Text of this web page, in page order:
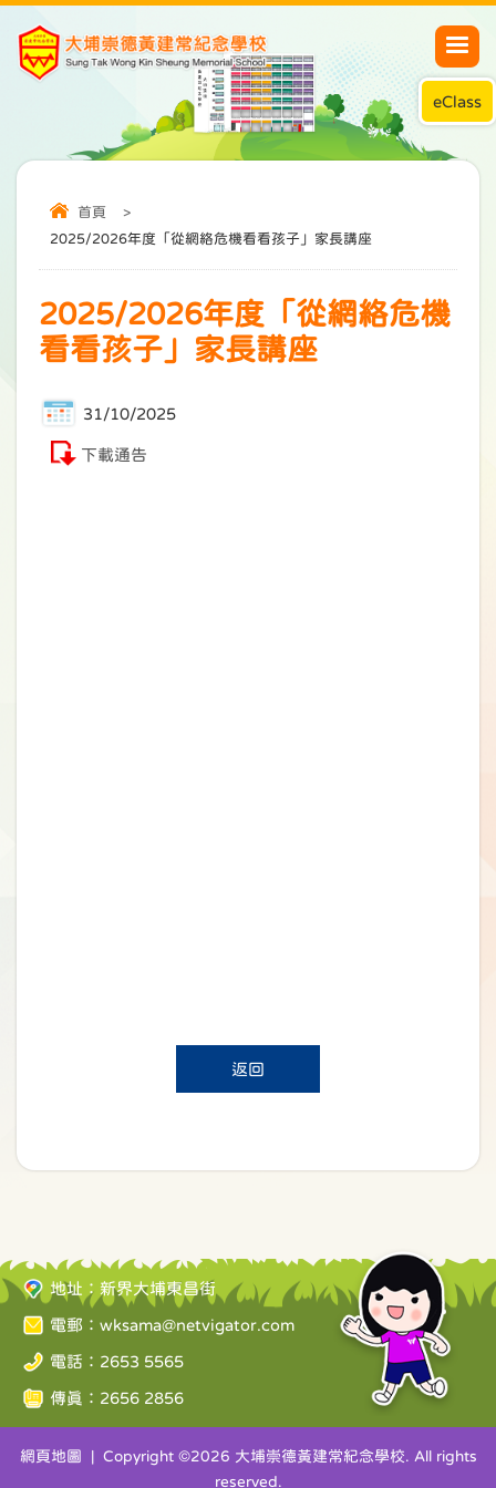
eClass
首頁
>
2025/2026年度「從網絡危機看看孩子」家長講座
2025/2026年度「從網絡危機
看看孩子」家長講座
31/10/2025
下載通告
返回
地址：新界大埔東昌街
電郵： wksama@netvigator.com
電話：2653 5565
傳真：2656 2856
網頁地圖 | Copyright ©2026 大埔崇德黃建常紀念學校. All rights
reserved.